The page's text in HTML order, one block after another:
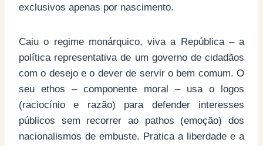
exclusivos apenas por nascimento.
Caiu o regime monárquico, viva a República – a
política representativa de um governo de cidadãos
com o desejo e o dever de servir o bem comum. O
seu ethos – componente moral – usa o logos
(raciocínio e razão) para defender interesses
públicos sem recorrer ao pathos (emoção) dos
nacionalismos de embuste. Pratica a liberdade e a